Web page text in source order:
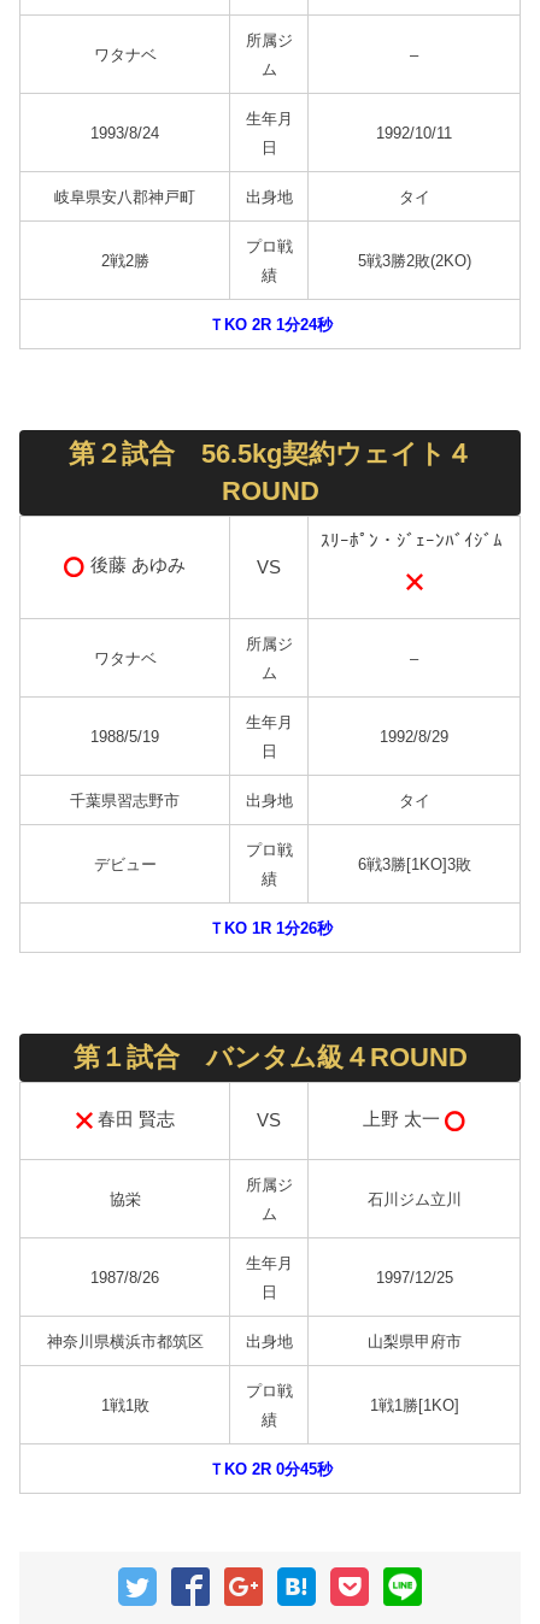
ワタナベ
所属ジ
ム
–
1993/8/24
生年月
日
1992/10/11
岐阜県安八郡神戸町 出身地 タイ
2戦2勝
プロ戦
績
5戦3勝2敗(2KO)
ＴKO 2R 1分24秒
第２試合 56.5kg契約ウェイト４
ROUND
後藤 あゆみ VS
ｽﾘｰﾎﾟﾝ・ｼﾞｪｰﾝﾊﾞｲｼﾞﾑ
ワタナベ
所属ジ
ム
–
1988/5/19
生年月
日
1992/8/29
千葉県習志野市 出身地 タイ
デビュー
プロ戦
績
6戦3勝[1KO]3敗
ＴKO 1R 1分26秒
第１試合 バンタム級４ROUND
春田 賢志 VS 上野 太一
協栄
所属ジ
ム
石川ジム立川
1987/8/26
生年月
日
1997/12/25
神奈川県横浜市都筑区 出身地 山梨県甲府市
1戦1敗
プロ戦
績
1戦1勝[1KO]
ＴKO 2R 0分45秒